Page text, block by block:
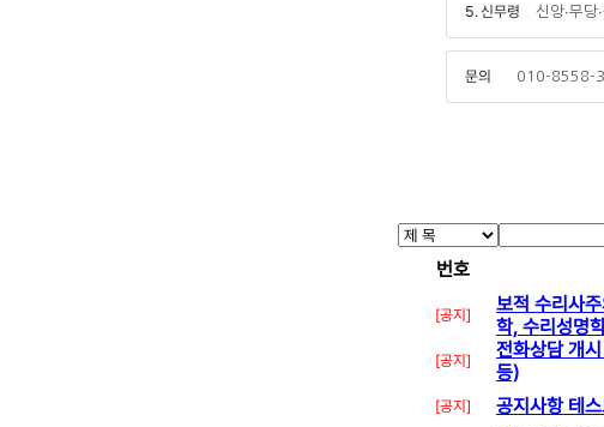
5. 신무령 신앙∙무당
문의 010-8558-
번호
[공지]
보적 수리사
학, 수리성명
[공지]
전화상담 개
등)
[공지] 공지사항 테